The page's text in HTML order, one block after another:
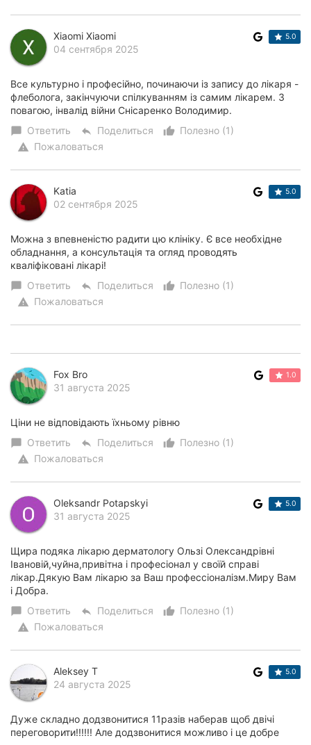
Xiaomi Xiaomi
04 сентября 2025
5.0
Все культурно і професійно, починаючи із запису до лікаря -
флеболога, закінчуючи спілкуванням із самим лікарем. З
повагою, інвалід війни Снісаренко Володимир.
chat_bubble Ответить reply Поделиться thumb_up_alt
Полезно (1)
warning Пожаловаться
Katia
02 сентября 2025
5.0
Можна з впевненістю радити цю клініку. Є все необхідне
обладнання, а консультація та огляд проводять
кваліфіковані лікарі!
chat_bubble Ответить reply Поделиться thumb_up_alt
Полезно (1)
warning Пожаловаться
Fox Bro
31 августа 2025
1.0
Ціни не відповідають їхньому рівню
chat_bubble Ответить reply Поделиться thumb_up_alt
Полезно (1)
warning Пожаловаться
Oleksandr Potapskyi
31 августа 2025
5.0
Щира подяка лікарю дерматологу Ользі Олександрівні
Івановій,чуйна,привітна і професіонал у своїй справі
лікар.Дякую Вам лікарю за Ваш профессіоналізм.Миру Вам
і Добра.
chat_bubble Ответить reply Поделиться thumb_up_alt
Полезно (1)
warning Пожаловаться
Aleksey T
24 августа 2025
5.0
Дуже складно додзвонитися 11разів наберав щоб двічі
переговорити!!!!!! Але додзвонитися можливо і це добре